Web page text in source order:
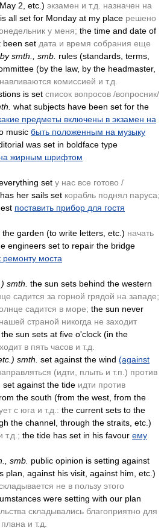
2, etc.) экзамен и т.д. назначен на
all set for Monday at my place решено
у меня; the time and date of
been set дата и время собрания еще
smth., smb. rules (standards, terms,
(by the law, by the headmaster,
комиссией и т.д.
is set список вопросов /вопросник/
what subjects have been set for the
предметы включены в экзамен на
music быть положенным на музыку
was set in boldface type
жирным шрифтом
set у нас все готово /
her sails set корабль поднял паруса;
поставить прибор для гостя
the garden (to write letters, etc.) начать
engineers set to repair the bridge
ремонту моста
smth. the sun sets behind the western
садится за горной грядой на западе;
садится в море; the sun never
страной никогда не заходит
the sun sets at five o'clock (in the
в пять часов и т.д.
smth. set against the wind (against
(идти, плыть и т.п.) против
set against the tide идти против
the south (from the west, from the
с юга и т.д.: the current sets to the
the channel, through the straits, etc.)
т.д.; the tide has set in his favour ему
smb. public opinion is setting against
plan, against his visit, against him, etc.)
не в пользу этого
were setting with our plan
складывались благоприятно для
и т.д.